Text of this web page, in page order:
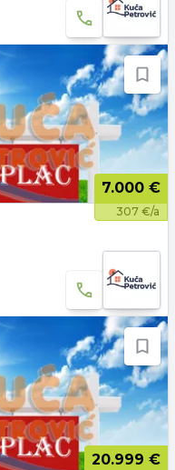
7.000 €
307 €/a
20.999 €